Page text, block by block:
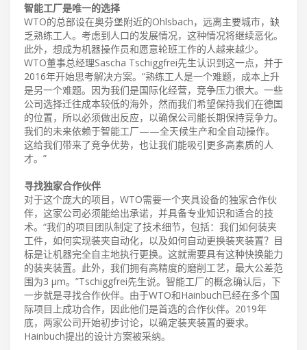
智能工厂是唯一的选择
WTO的总部设在奥芬堡附近的Ohlsbach，远离主要城市，缺
乏熟练工人。考虑到人口的发展情况，这种情况将继续恶化。
此外，想成为机器操作员和愿意轮班工作的人越来越少。
WTO董事总经理Sascha Tschiggfrei先生认识到这一点，并于
2016年开始思考解决方案。“熟练工人是一个难题，成本上升
是另一个难题。因为我们是国际化经营，竞争压力很大。一些
公司选择迁往成本较低的海外，然而我们希望保持我们在德国
的位置，所以必须做出反应，以确保公司能长期保持竞争力。
我们的未来依赖于智能工厂——全天候生产和全自动操作。
这给我们带来了竞争优势，也让我们能吸引更多高素质的人
才。”
寻找独家合作伙伴
对于这个庞大的项目，WTO需要一个夹具设备的独家合作伙
伴，这家公司必须能给出承诺，并具备专业知识和适合的技
术。“我们的项目团队制定了技术细节，包括：我们如何装夹
工件，如何实现装夹自动化，以及如何自动更换装夹装置？目
标是让机器完全自主地执行更换。这就需要具有这种快换能力
的装夹装置。此外，我们拥有高精度的磨削工艺，最大公差范
围为3 µm。”Tschiggfrei先生说。智能工厂的概念确认后，下
一步就是寻找合作伙伴。由于WTO和Hainbuch已经在多个国
际项目上成功合作，因此他们是首选的合作伙伴。2019年
底，两家公司开始初步讨论，以确定装夹装置的要求。
Hainbuch提出的设计方案被采纳。